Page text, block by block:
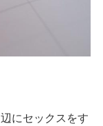
にセックスをす